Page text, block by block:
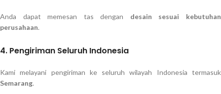
Anda dapat memesan tas dengan desain sesuai kebutuhan
perusahaan.
4. Pengiriman Seluruh Indonesia
Kami melayani pengiriman ke seluruh wilayah Indonesia termasuk
Semarang.